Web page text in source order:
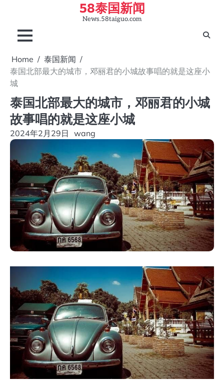
content
58泰国新闻
News.58taiguo.com
Home
泰国新闻
泰国北部最大的城市，邓丽君的小城故事唱的就是这座小
城
泰国北部最大的城市，邓丽君的小城
故事唱的就是这座小城
2024年2月29日 wang